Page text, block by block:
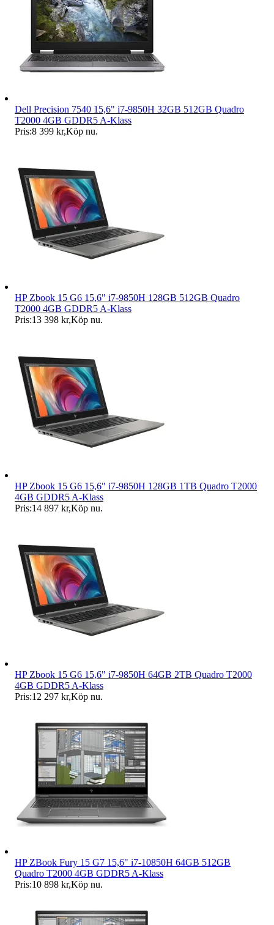
Dell Precision 7540 15,6" i7-9850H 32GB 512GB Quadro
T2000 4GB GDDR5 A-Klass
Pris:8 399 kr,Köp nu.
HP Zbook 15 G6 15,6" i7-9850H 128GB 512GB Quadro
T2000 4GB GDDR5 A-Klass
Pris:13 398 kr,Köp nu.
HP Zbook 15 G6 15,6" i7-9850H 128GB 1TB Quadro T2000
4GB GDDR5 A-Klass
Pris:14 897 kr,Köp nu.
HP Zbook 15 G6 15,6" i7-9850H 64GB 2TB Quadro T2000
4GB GDDR5 A-Klass
Pris:12 297 kr,Köp nu.
HP ZBook Fury 15 G7 15,6" i7-10850H 64GB 512GB
Quadro T2000 4GB GDDR5 A-Klass
Pris:10 898 kr,Köp nu.